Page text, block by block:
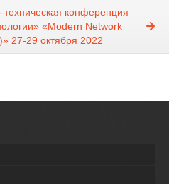
конференция
«Modern Network
27-29 октября 2022